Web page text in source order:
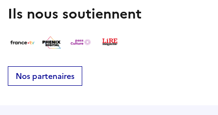
Ils nous soutiennent
Nos partenaires